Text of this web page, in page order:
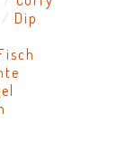
Dip